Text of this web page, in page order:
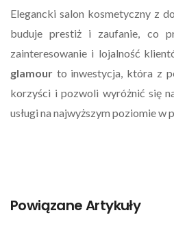
Elegancki salon kosmetyczny z
buduje prestiż i zaufanie, co
zainteresowanie i lojalność
glamour to inwestycja, która z
korzyści i pozwoli wyróżnić się
usługi na najwyższym poziomie w
Powiązane Artykuły